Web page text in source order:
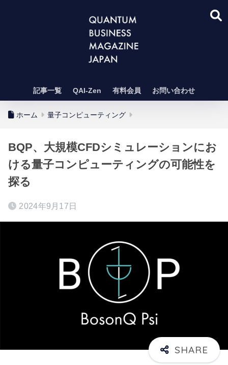
記事一覧 QAI-Zen 有料会員 お問い合わせ
ホーム 量子コンピューティング
BQP、大規模CFDシミュレーションにお
ける量子コンピューティングの可能性を
探る
2024年9月17日